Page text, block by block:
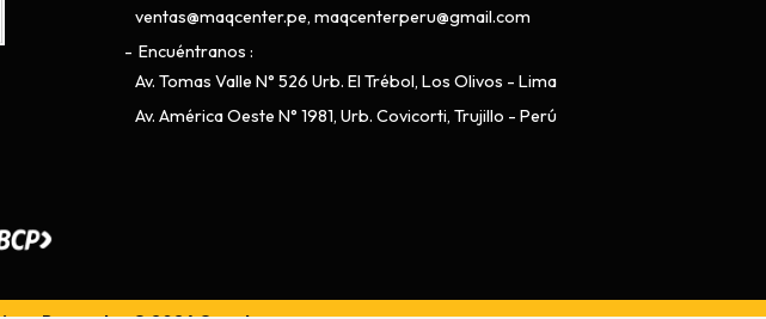
ventas@maqcenter.pe, maqcenterperu@gmail.com
Encuéntranos
Av. Tomas Valle N° 526 Urb. El Trébol, Los Olivos - Lima
Av. América Oeste N° 1981, Urb. Covicorti, Trujillo - Perú